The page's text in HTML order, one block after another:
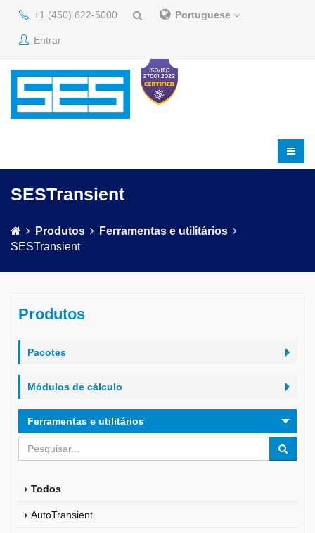
+1 (450) 622-5000 Portuguese
Entrar
SESTransient
Produtos
Ferramentas e utilitários
SESTransient
Produtos
Pacotes
Módulos de cálculo
Ferramentas e utilitários
Todos
AutoTransient